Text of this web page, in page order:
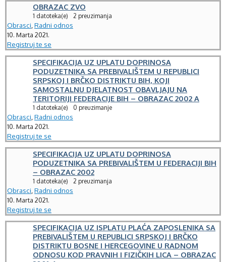
OBRAZAC ZVO
1 datoteka(e) 2 preuzimanja
Obrasci Radni odnos
10. Marta 2021.
Registruj te se
SPECIFIKACIJA UZ UPLATU DOPRINOSA
PODUZETNIKA SA PREBIVALIŠTEM U REPUBLICI
SRPSKOJ I BRČKO DISTRIKTU BIH, KOJI
SAMOSTALNU DJELATNOST OBAVLJAJU NA
TERITORIJI FEDERACIJE BIH – OBRAZAC 2002 A
1 datoteka(e) 0 preuzimanje
Obrasci Radni odnos
10. Marta 2021.
Registruj te se
SPECIFIKACIJA UZ UPLATU DOPRINOSA
PODUZETNIKA SA PREBIVALIŠTEM U FEDERACIJI BIH
– OBRAZAC 2002
1 datoteka(e) 2 preuzimanja
Obrasci Radni odnos
10. Marta 2021.
Registruj te se
SPECIFIKACIJA UZ ISPLATU PLAĆA ZAPOSLENIKA SA
PREBIVALIŠTEM U REPUBLICI SRPSKOJ I BRČKO
DISTRIKTU BOSNE I HERCEGOVINE U RADNOM
ODNOSU KOD PRAVNIH I FIZIČKIH LICA – OBRAZAC